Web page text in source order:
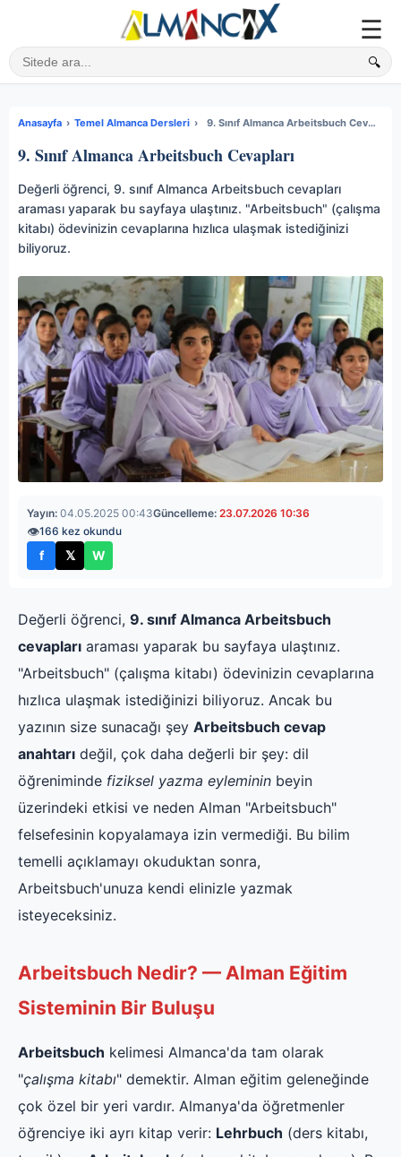
☰
Sitede ara
🔍
Anasayfa › Temel Almanca Dersleri › 9. Sınıf Almanca Arbeitsbuch Cevapları
9. Sınıf Almanca Arbeitsbuch Cevapları
Değerli öğrenci, 9. sınıf Almanca Arbeitsbuch cevapları
araması yaparak bu sayfaya ulaştınız. "Arbeitsbuch" (çalışma
kitabı) ödevinizin cevaplarına hızlıca ulaşmak istediğinizi
biliyoruz.
Yayın: 04.05.2025 00:43Güncelleme: 23.07.2026 10:36
👁166 kez okundu
Facebook'ta paylaş
f
X'te paylaş
𝕏
WhatsApp'ta paylaş
W
Değerli öğrenci, 9. sınıf Almanca Arbeitsbuch
cevapları araması yaparak bu sayfaya ulaştınız.
"Arbeitsbuch" (çalışma kitabı) ödevinizin cevaplarına
hızlıca ulaşmak istediğinizi biliyoruz. Ancak bu
yazının size sunacağı şey Arbeitsbuch cevap
anahtarı değil, çok daha değerli bir şey: dil
öğreniminde fiziksel yazma eyleminin beyin
üzerindeki etkisi ve neden Alman "Arbeitsbuch"
felsefesinin kopyalamaya izin vermediği. Bu bilim
temelli açıklamayı okuduktan sonra,
Arbeitsbuch'unuza kendi elinizle yazmak
isteyeceksiniz.
Arbeitsbuch Nedir? — Alman Eğitim
Sisteminin Bir Buluşu
Arbeitsbuch kelimesi Almanca'da tam olarak
"çalışma kitabı" demektir. Alman eğitim geleneğinde
çok özel bir yeri vardır. Almanya'da öğretmenler
öğrenciye iki ayrı kitap verir: Lehrbuch (ders kitabı,